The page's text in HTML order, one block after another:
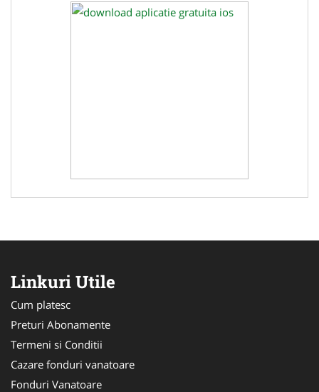
Linkuri Utile
Cum platesc
Preturi Abonamente
Termeni si Conditii
Cazare fonduri vanatoare
Fonduri Vanatoare